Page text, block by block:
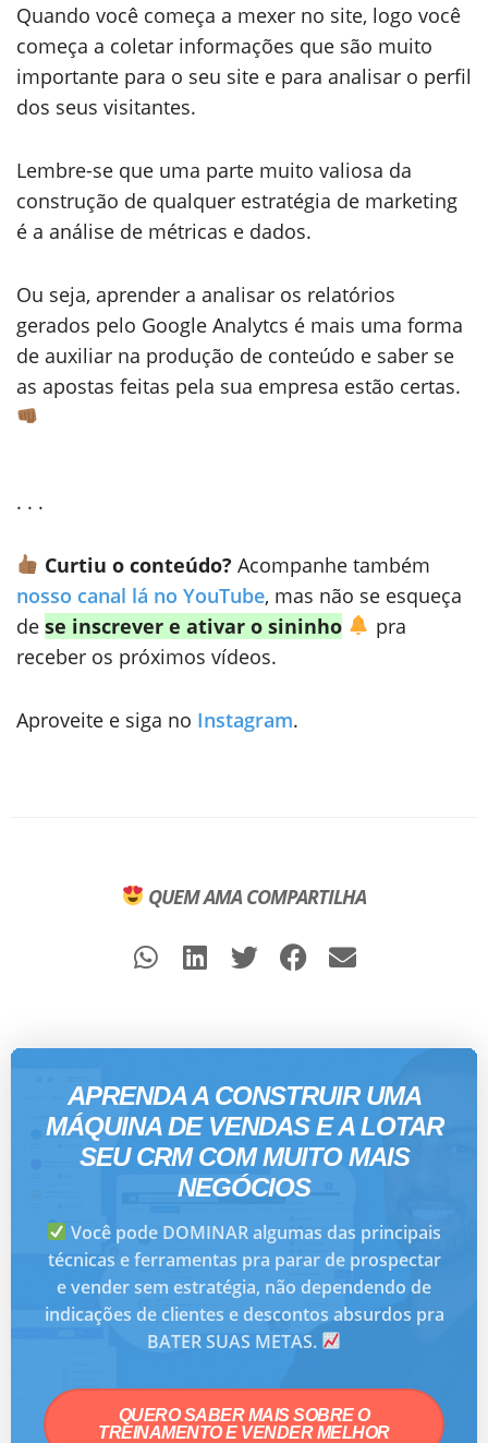
Quando você começa a mexer no site, logo você
começa a coletar informações que são muito
importante para o seu site e para analisar o perfil
dos seus visitantes.
Lembre-se que uma parte muito valiosa da
construção de qualquer estratégia de marketing
é a análise de métricas e dados.
Ou seja, aprender a analisar os relatórios
gerados pelo Google Analytcs é mais uma forma
de auxiliar na produção de conteúdo e saber se
as apostas feitas pela sua empresa estão certas.
. . .
Curtiu o conteúdo? Acompanhe também
nosso canal lá no YouTube, mas não se esqueça
de se inscrever e ativar o sininho
pra
receber os próximos vídeos.
Aproveite e siga no Instagram.
QUEM AMA COMPARTILHA
APRENDA A CONSTRUIR UMA
MÁQUINA DE VENDAS E A LOTAR
SEU CRM COM MUITO MAIS
NEGÓCIOS
Você pode DOMINAR algumas das principais
técnicas e ferramentas pra parar de prospectar
e vender sem estratégia, não dependendo de
indicações de clientes e descontos absurdos pra
BATER SUAS METAS.
QUERO SABER MAIS SOBRE O
TREINAMENTO E VENDER MELHOR